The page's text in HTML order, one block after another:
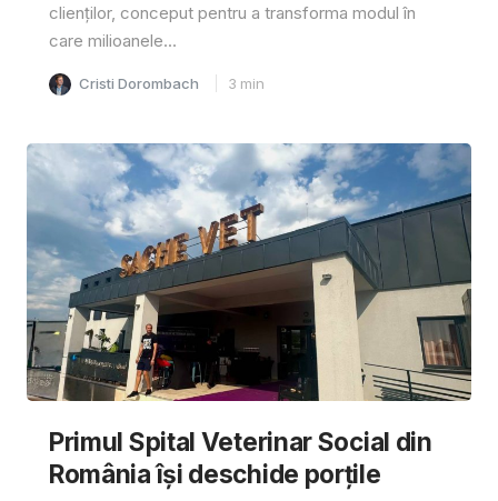
clienților, conceput pentru a transforma modul în
care milioanele...
Cristi Dorombach 3 min
Primul Spital Veterinar Social din
România își deschide porțile